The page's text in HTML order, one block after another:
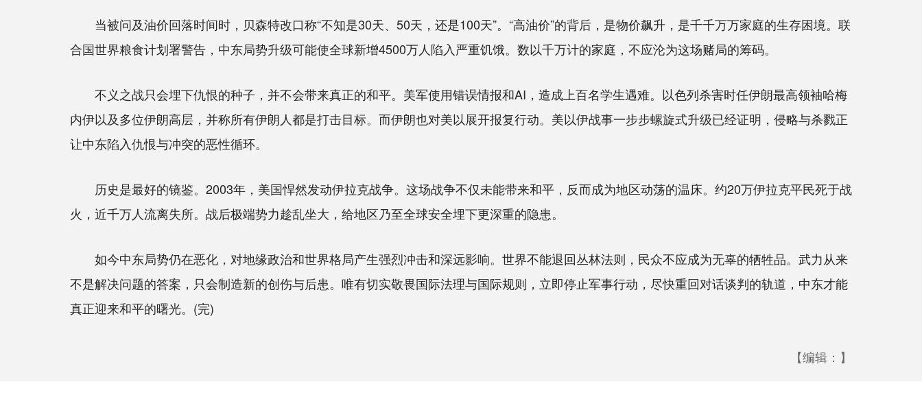
当被问及油价回落时间时，贝森特改口称“不知是30天、50天，还是100天”。“高油价”的背后，是物价飙升，是千千万万家庭的生存困境。联
合国世界粮食计划署警告，中东局势升级可能使全球新增4500万人陷入严重饥饿。数以千万计的家庭，不应沦为这场赌局的筹码。
不义之战只会埋下仇恨的种子，并不会带来真正的和平。美军使用错误情报和AI，造成上百名学生遇难。以色列杀害时任伊朗最高领袖哈梅
内伊以及多位伊朗高层，并称所有伊朗人都是打击目标。而伊朗也对美以展开报复行动。美以伊战事一步步螺旋式升级已经证明，侵略与杀戮正
让中东陷入仇恨与冲突的恶性循环。
历史是最好的镜鉴。2003年，美国悍然发动伊拉克战争。这场战争不仅未能带来和平，反而成为地区动荡的温床。约20万伊拉克平民死于战
火，近千万人流离失所。战后极端势力趁乱坐大，给地区乃至全球安全埋下更深重的隐患。
如今中东局势仍在恶化，对地缘政治和世界格局产生强烈冲击和深远影响。世界不能退回丛林法则，民众不应成为无辜的牺牲品。武力从来
不是解决问题的答案，只会制造新的创伤与后患。唯有切实敬畏国际法理与国际规则，立即停止军事行动，尽快重回对话谈判的轨道，中东才能
真正迎来和平的曙光。(完)
【编辑：】